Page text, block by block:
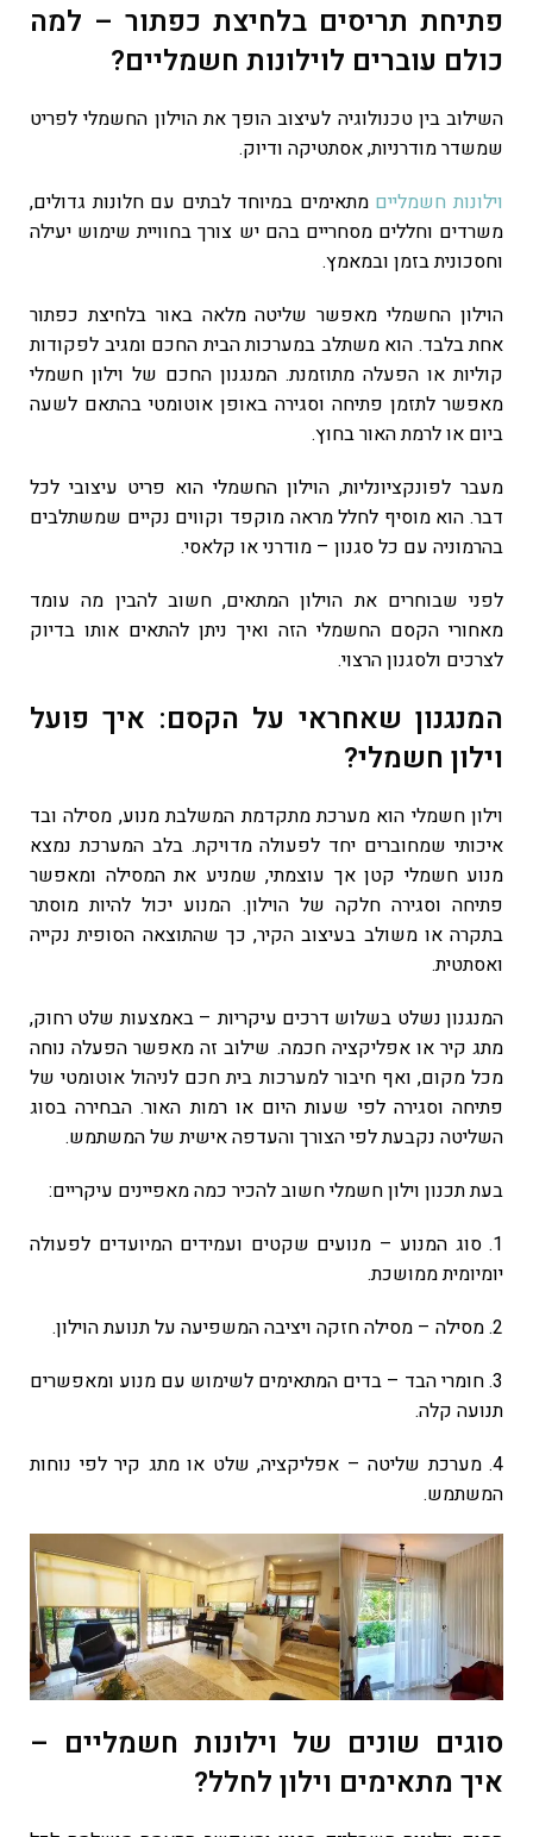
פתיחת תריסים בלחיצת כפתור – למה
כולם עוברים לוילונות חשמליים?
השילוב בין טכנולוגיה לעיצוב הופך את הוילון החשמלי לפריט
שמשדר מודרניות, אסתטיקה ודיוק.
וילונות חשמליים מתאימים במיוחד לבתים עם חלונות גדולים,
משרדים וחללים מסחריים בהם יש צורך בחוויית שימוש יעילה
וחסכונית בזמן ובמאמץ.
הוילון החשמלי מאפשר שליטה מלאה באור בלחיצת כפתור
אחת בלבד. הוא משתלב במערכות הבית החכם ומגיב לפקודות
קוליות או הפעלה מתוזמנת. המנגנון החכם של וילון חשמלי
מאפשר לתזמן פתיחה וסגירה באופן אוטומטי בהתאם לשעה
ביום או לרמת האור בחוץ.
מעבר לפונקציונליות, הוילון החשמלי הוא פריט עיצובי לכל
דבר. הוא מוסיף לחלל מראה מוקפד וקווים נקיים שמשתלבים
בהרמוניה עם כל סגנון – מודרני או קלאסי.
לפני שבוחרים את הוילון המתאים, חשוב להבין מה עומד
מאחורי הקסם החשמלי הזה ואיך ניתן להתאים אותו בדיוק
לצרכים ולסגנון הרצוי.
המנגנון שאחראי על הקסם: איך פועל
וילון חשמלי?
וילון חשמלי הוא מערכת מתקדמת המשלבת מנוע, מסילה ובד
איכותי שמחוברים יחד לפעולה מדויקת. בלב המערכת נמצא
מנוע חשמלי קטן אך עוצמתי, שמניע את המסילה ומאפשר
פתיחה וסגירה חלקה של הוילון. המנוע יכול להיות מוסתר
בתקרה או משולב בעיצוב הקיר, כך שהתוצאה הסופית נקייה
ואסתטית.
המנגנון נשלט בשלוש דרכים עיקריות – באמצעות שלט רחוק,
מתג קיר או אפליקציה חכמה. שילוב זה מאפשר הפעלה נוחה
מכל מקום, ואף חיבור למערכות בית חכם לניהול אוטומטי של
פתיחה וסגירה לפי שעות היום או רמות האור. הבחירה בסוג
השליטה נקבעת לפי הצורך והעדפה אישית של המשתמש.
בעת תכנון וילון חשמלי חשוב להכיר כמה מאפיינים עיקריים:
1. סוג המנוע – מנועים שקטים ועמידים המיועדים לפעולה
יומיומית ממושכת.
2. מסילה – מסילה חזקה ויציבה המשפיעה על תנועת הוילון.
3. חומרי הבד – בדים המתאימים לשימוש עם מנוע ומאפשרים
תנועה קלה.
4. מערכת שליטה – אפליקציה, שלט או מתג קיר לפי נוחות
המשתמש.
סוגים שונים של וילונות חשמליים –
איך מתאימים וילון לחלל?